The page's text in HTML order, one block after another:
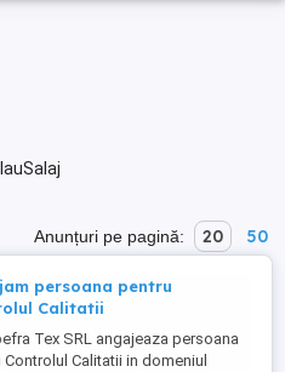
Anunțuri pe pagină: 20 50
persoana pentru
Calitatii
Tex SRL angajeaza persoana
Controlul Calitatii in domeniul